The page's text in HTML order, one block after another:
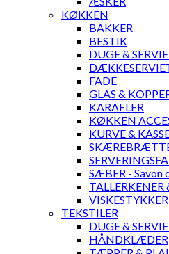
KØKKEN
BAKKER
BESTIK
DUGE &
FADE
GLAS &
KARAFLER
KØKKEN
KURVE &
SÆBER - Savon
TALLERKENER
VISKESTYKKER
TEKSTILER
DUGE &
HÅNDKLÆDER